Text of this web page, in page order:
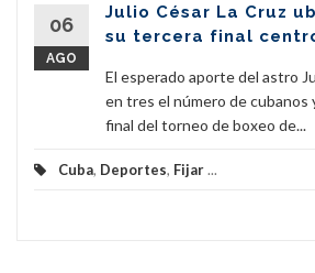
06
AGO
Julio César La Cruz
su tercera final
El esperado aporte del astro
en tres el número de cubanos
final del torneo de boxeo de...
Cuba, Deportes, Fijar...